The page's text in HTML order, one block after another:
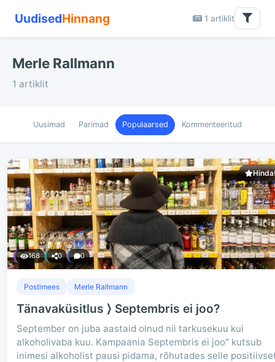
UudisedHinnang 1 artiklit
Merle Rallmann
1 artiklit
Uusimad Parimad Populaarsed Kommenteeritud
168 0 0
Postimees Merle Rallmann
Tänavaküsitlus ⟩ Septembris ei joo?
September on juba aastaid olnud nii tarkusekuu kui
alkoholivaba kuu. Kampaania Septembris ei joo" kutsub
inimesi alkoholist pausi pidama, rõhutades selle